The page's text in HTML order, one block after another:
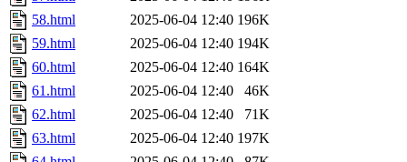
58.html
2025-06-04 12:40 196K
59.html
2025-06-04 12:40 194K
60.html
2025-06-04 12:40 164K
61.html
2025-06-04 12:40
46K
62.html
2025-06-04 12:40
71K
63.html
2025-06-04 12:40 197K